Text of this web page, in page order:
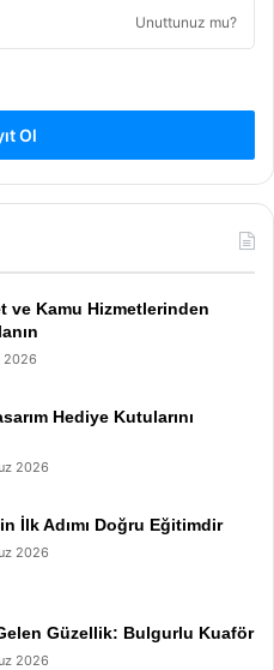
Unuttunuz mu?
Ol
ve Kamu Hizmetlerinden
2026
Hediye Kutularını
2026
İlk Adımı Doğru Eğitimdir
2026
Güzellik: Bulgurlu Kuaför
2026